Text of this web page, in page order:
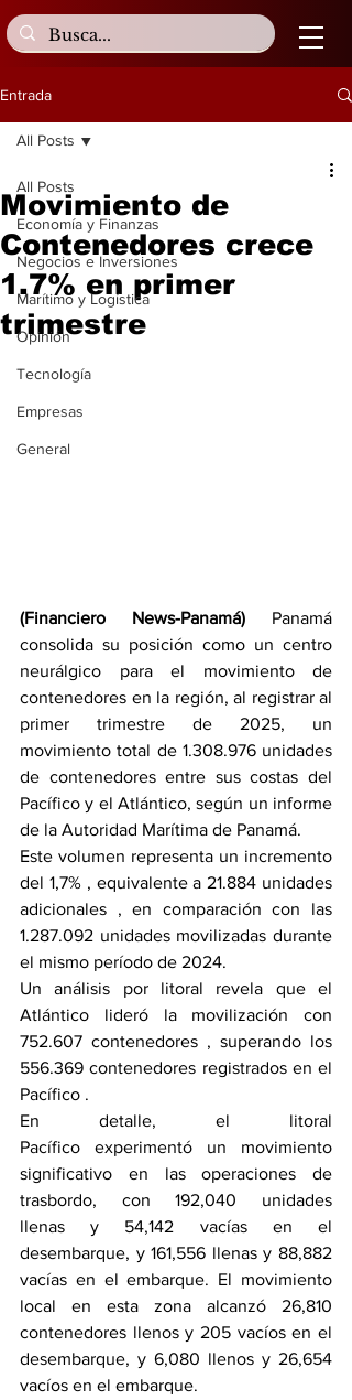
Entrada
All Posts
Economía y Finanzas
Negocios e Inversiones
Marítimo y Logística
Opinión
Tecnología
Empresas
General
All Posts
Movimiento de
Contenedores crece
1.7% en primer
trimestre
(Financiero News-Panamá) Panamá
consolida su posición como un centro
neurálgico para el movimiento de
contenedores en la región, al registrar al
primer trimestre de 2025, un
movimiento total de 1.308.976 unidades
de contenedores entre sus costas del
Pacífico y el Atlántico, según un informe
de la Autoridad Marítima de Panamá.
Este volumen representa un incremento
del 1,7% , equivalente a 21.884 unidades
adicionales , en comparación con las
1.287.092 unidades movilizadas durante
el mismo período de 2024.
Un análisis por litoral revela que el
Atlántico lideró la movilización con
752.607 contenedores , superando los
556.369 contenedores registrados en el
Pacífico .
En detalle, el litoral
Pacífico experimentó un movimiento
significativo en las operaciones de
trasbordo, con 192,040 unidades
llenas y 54,142 vacías en el
desembarque, y 161,556 llenas y 88,882
vacías en el embarque. El movimiento
local en esta zona alcanzó 26,810
contenedores llenos y 205 vacíos en el
desembarque, y 6,080 llenos y 26,654
vacíos en el embarque.